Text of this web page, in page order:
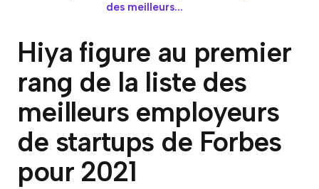
des meilleurs...
Hiya figure au premier
rang de la liste des
meilleurs employeurs
de startups de Forbes
pour 2021